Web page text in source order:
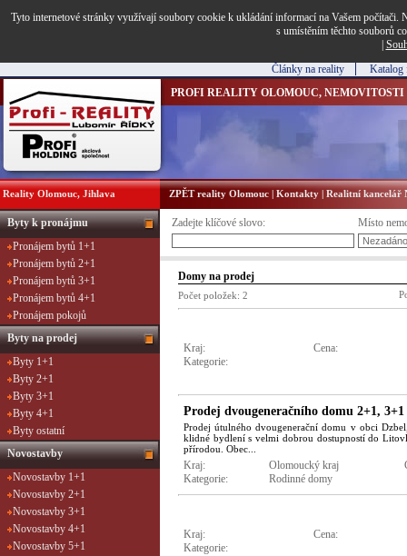
Tyto internetové stránky využívají soubory cookie k ukládání informací na Vašem počítači.
s umístěním těchto souborů
Články na reality
Katalog
PROFI REALITY OLOMOUC, NEMOVITOSTI
Reality Olomouc, Jihlava ZPĚT reality Olomouc | Kontakty | Realitní kancelář
Byty k pronájmu
Pronájem bytů 1+1
Pronájem bytů 2+1
Pronájem bytů 3+1
Pronájem bytů 4+1
Pronájem pokojů
Byty na prodej
Byty 1+1
Byty 2+1
Byty 3+1
Byty 4+1
Byty ostatní
Novostavby
Novostavby 1+1
Novostavby 2+1
Novostavby 3+1
Novostavby 4+1
Novostavby 5+1
Zadejte klíčové slovo: Místo
Domy na prodej
Počet položek: 2
Kraj:
Cena:
Kategorie:
Prodej dvougeneračního domu 2+1,
Prodej útulného dvougenerační domu v obci
klidné bydlení s velmi dobrou dostupností do
přírodou. Obec...
Kraj: Olomoucký kraj
Kategorie:
Rodinné domy
Kraj:
Cena:
Kategorie: